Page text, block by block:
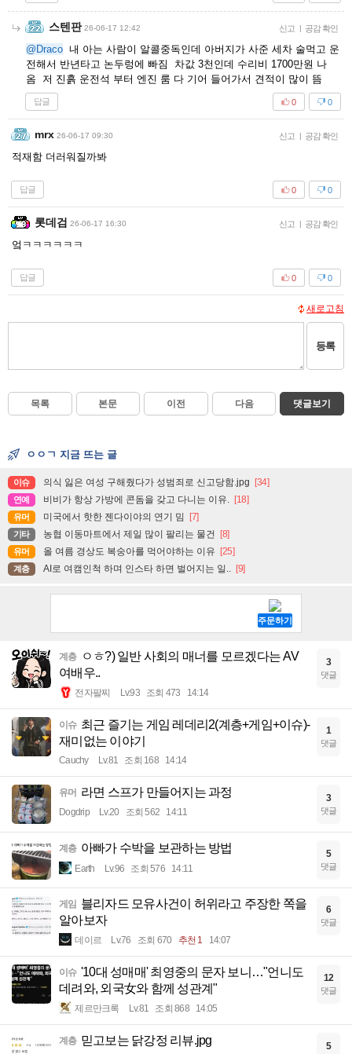
스텐판 26-06-17 12:42 신고 | 공감 확인
@Draco 내 아는 사람이 알콜중독인데 아버지가 사준 세차 술먹고 운
전해서 반년타고 논두렁에 빠짐 차값 3천인데 수리비 1700만원 나
옴 저 진흙 운전석 부터 엔진 룸 다 기어 들어가서 견적이 많이 뜸
답글 0
0
mrx 26-06-17 09:30 신고 | 공감 확인
적재함 더러워질까봐
답글 0
0
롯데검 26-06-17 16:30 신고 | 공감 확인
엌ㅋㅋㅋㅋㅋㅋ
답글 0
0
새로고침
등록
목록 본문 이전 다음 댓글보기
ㅇㅇㄱ 지금 뜨는 글
이슈 의식 잃은 여성 구해줬다가 성범죄로 신고당함.jpg [34]
연예 비비가 항상 가방에 콘돔을 갖고 다니는 이유. [18]
유머 미국에서 핫한 젠다이야의 연기 밈 [7]
기타 농협 이동마트에서 제일 많이 팔리는 물건 [8]
유머 올 여름 경상도 복숭아를 먹어야하는 이유 [25]
계층 AI로 여캠인척 하며 인스타 하면 벌어지는 일.. [9]
계층
ㅇㅎ?) 일반 사회의 매너를 모르겠다는 AV
여배우..
전자팔찌 Lv.93 조회 473 14:14
3
댓글
이슈 최근 즐기는 게임 레데리2(계층+게임+이슈)-
재미없는 이야기
Cauchy Lv.81 조회 168 14:14
1
댓글
유머 라면 스프가 만들어지는 과정
Dogdrip Lv.20 조회 562 14:11
3
댓글
계층 아빠가 수박을 보관하는 방법
Earth Lv.96 조회 576 14:11
5
댓글
게임
블리자드 모유사건이 허위라고 주장한 쪽을
알아보자
데이르 Lv.76 조회 670 추천 1 14:07
6
댓글
이슈 '10대 성매매' 최영중의 문자 보니…"언니도
데려와, 외국女와 함께 성관계"
제르만크록 Lv.81 조회 868 14:05
12
댓글
계층 믿고보는 닭강정 리뷰.jpg 5